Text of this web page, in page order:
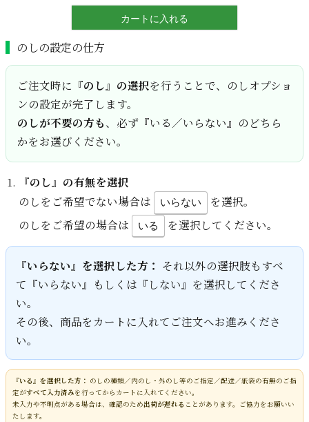
カートに入れる
のしの設定の仕方
ご注文時に 『のし』の選択を行うことで、のしオプショ
ンの設定が完了します。
のしが不要の方も、必ず『いる／いらない』のどちら
かをお選びください。
『のし』の有無を選択
のしをご希望でない場合は
いらない
を選択。
のしをご希望の場合は
いる を選択してください。
『いらない』を選択した方： それ以外の選択肢もすべ
て『いらない』もしくは『しない』を選択してくださ
い。
その後、商品をカートに入れてご注文へお進みくださ
い。
『いる』を選択した方： のしの種類／内のし・外のし等のご指定／配送／紙袋の有無のご指
定がすべて入力済みを行ってからカートに入れてください。
未入力や不明点がある場合は、確認のため出荷が遅れる ことがあります。ご協力をお願いい
たします。